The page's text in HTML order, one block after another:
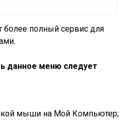
более полный сервис для
данное меню следует
мыши на Мой Компьютер;